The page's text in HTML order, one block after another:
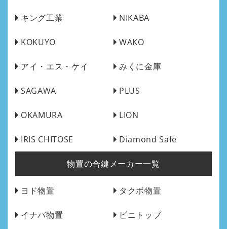
キング工業 NIKABA
KOKUYO WAKO
アイ・エス・ケイ みくに金庫
SAGAWA PLUS
OKAMURA LION
IRIS CHITOSE Diamond Safe
物置の合鍵メーカー一覧
ヨド物置 タクボ物置
イナバ物置 ビニトップ